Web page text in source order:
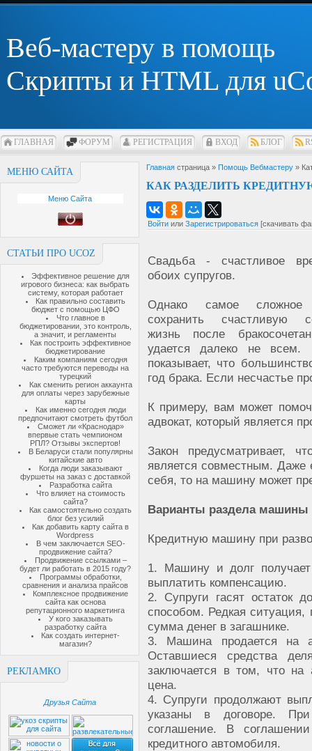
Веб-мастеру в помощь
Скрипты и HTML для
ГЛАВНАЯ ФОРУМ РЕГИСТРАЦИЯ ВХОД БЛОГ
МЕНЮ САЙТА
Меню Сайта
СТАТЬИ ПРО UCOZ
Эффективное решение для
игрового бизнеса: как выбрать
систему, которая работает
Как правильно составить
бюджет с помощью ЦФО
Что главное в
бюджетировании, это контроль,
а значит, и регламенты
Как построить эффективное
бюджетирование
Каким компаниям сегодня
часто требуются переводы на
турецкий
Как сменить регион аккаунта
для оплаты через зарубежные
карты
Как именно сегодня люди
предпочитают смотреть футбол
Сможет ли «Краснодар»
впервые стать чемпионом
РПЛ? Отзывы экспертов!
В Беларуси стали популярны
китайские авто
Когда люди заказывают
фуршеты на заказ с доставкой
Разработка сайта
Что влияет на стоимость
сайта?
Как самостоятельно создать
блог без усилий
Как добавить карту сайта в
Wordpress
В чем заключается SEO-
продвижение сайта?
Продвижение ссылками –
будет ли работать в 2015 году?
Программы обработки,
сравнения и анализа прайсов
Комплексное продвижение
сайта как основа
репутационного маркетинга
У кого заказывать
разработку сайта
Как создать интернет-
магазин?
РЕКЛАМКО
Друзья Сайта
Главная страница » Помощь Вебмастеру »
КАК РАЗДЕЛИТЬ
Войти или Зарегистрироваться [скачивать
Свадьба - счастливое
обоих супругов.
Однако самое
сохранить счастливую
жизнь после
удается далеко не всем.
показывает, что
год брака. Если несчастье
К примеру, вам может
адвокат, который является
Закон предусматривает,
является совместным. Даже
себя, то на машину может
Варианты раздела машины
Кредитную машину при
1. Машину и долг получает
выплатить компенсацию.
2. Супруги гасят остаток
способом. Редкая ситуация,
сумма денег в загашнике.
3. Машина продается на
Оставшиеся средства
заключается в том, что на
цена.
4. Супруги продолжают
указаны в договоре.
соглашение. В
кредитного автомобиля.